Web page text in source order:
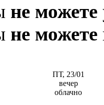
не можете
не можете
ПТ, 23/01
вечер
облачно